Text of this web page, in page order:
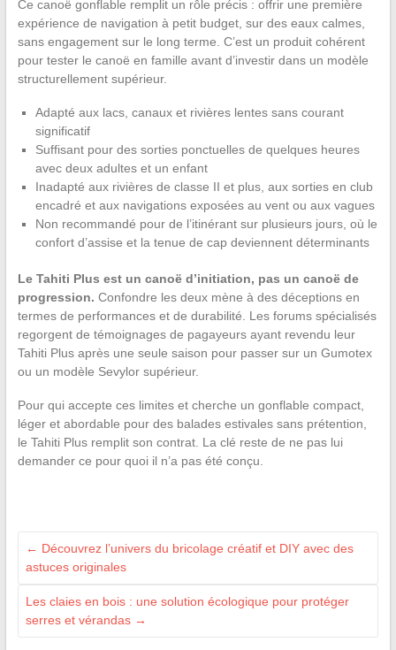
Ce canoë gonflable remplit un rôle précis : offrir une première
expérience de navigation à petit budget, sur des eaux calmes,
sans engagement sur le long terme. C’est un produit cohérent
pour tester le canoë en famille avant d’investir dans un modèle
structurellement supérieur.
Adapté aux lacs, canaux et rivières lentes sans courant
significatif
Suffisant pour des sorties ponctuelles de quelques heures
avec deux adultes et un enfant
Inadapté aux rivières de classe II et plus, aux sorties en club
encadré et aux navigations exposées au vent ou aux vagues
Non recommandé pour de l’itinérant sur plusieurs jours, où le
confort d’assise et la tenue de cap deviennent déterminants
Le Tahiti Plus est un canoë d’initiation, pas un canoë de
progression. Confondre les deux mène à des déceptions en
termes de performances et de durabilité. Les forums spécialisés
regorgent de témoignages de pagayeurs ayant revendu leur
Tahiti Plus après une seule saison pour passer sur un Gumotex
ou un modèle Sevylor supérieur.
Pour qui accepte ces limites et cherche un gonflable compact,
léger et abordable pour des balades estivales sans prétention,
le Tahiti Plus remplit son contrat. La clé reste de ne pas lui
demander ce pour quoi il n’a pas été conçu.
← Découvrez l’univers du bricolage créatif et DIY avec des
astuces originales
Les claies en bois : une solution écologique pour protéger
serres et vérandas →